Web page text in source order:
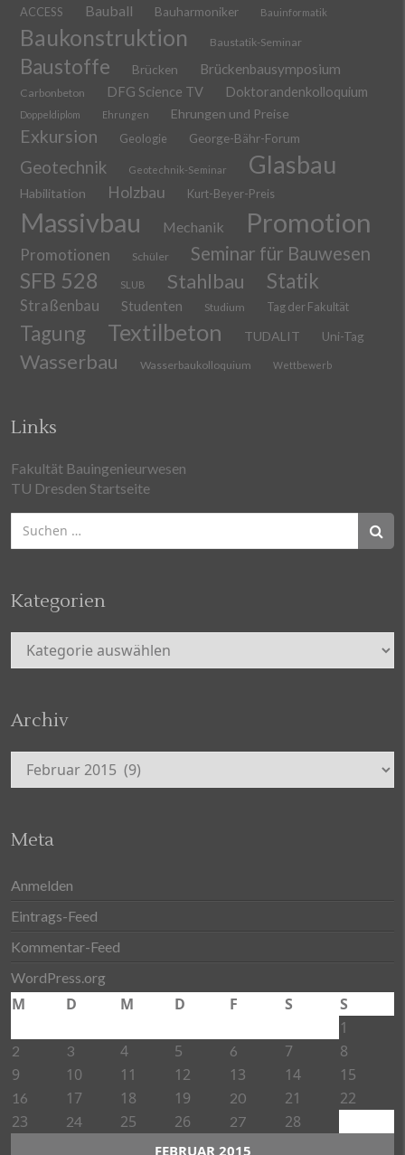
ACCESS Bauball Bauharmoniker Bauinformatik
Baukonstruktion Baustatik-Seminar
Baustoffe Brücken Brückenbausymposium
Carbonbeton DFG Science TV Doktorandenkolloquium
Doppeldiplom Ehrungen Ehrungen und Preise
Exkursion Geologie George-Bähr-Forum
Geotechnik Geotechnik-Seminar Glasbau
Habilitation Holzbau Kurt-Beyer-Preis
Massivbau Mechanik Promotion
Promotionen Schüler Seminar für Bauwesen
SFB 528 SLUB Stahlbau Statik
Straßenbau Studenten Studium Tag der Fakultät
Tagung Textilbeton TUDALIT Uni-Tag
Wasserbau Wasserbaukolloquium Wettbewerb
Links
Fakultät Bauingenieurwesen
TU Dresden Startseite
Suchen
nach:
Kategorien
Kategorien
Archiv
Archiv
Meta
Anmelden
Eintrags-Feed
Kommentar-Feed
WordPress.org
FEBRUAR 2015
M D M D F S
S
1
2 3 4 5 6 7
8
9
10 11 12 13 14 15
16 17 18 19 20 21
22
23
24 25 26 27 28